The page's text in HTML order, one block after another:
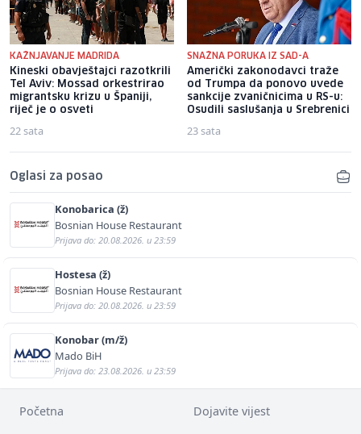
KAŽNJAVANJE MADRIDA
Kineski obavještajci razotkrili
Tel Aviv: Mossad orkestrirao
migrantsku krizu u Španiji,
riječ je o osveti
22 sata
SNAŽNA PORUKA IZ SAD-A
Američki zakonodavci traže
od Trumpa da ponovo uvede
sankcije zvaničnicima u RS-u:
Osudili saslušanja u Srebrenici
23 sata
Oglasi za posao
Konobarica (ž)
Bosnian House Restaurant
Prijava do: 20.08.2026. u 23:59
Hostesa (ž)
Bosnian House Restaurant
Prijava do: 20.08.2026. u 23:59
Konobar (m/ž)
Mado BiH
Prijava do: 23.08.2026. u 23:59
Početna Dojavite vijest